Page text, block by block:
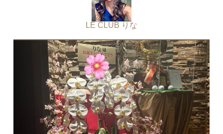
LE CLUB りな